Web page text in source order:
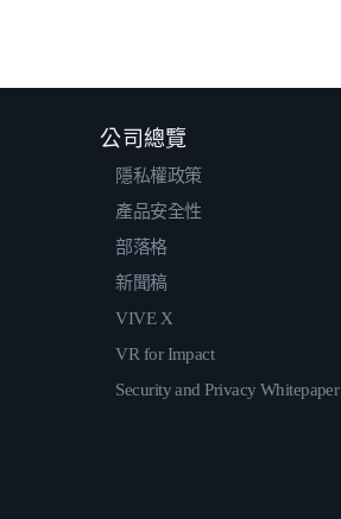
公司總覽
隱私權政策
產品安全性
部落格
新聞稿
VIVE X
VR for Impact
Security and Privacy Whitepaper